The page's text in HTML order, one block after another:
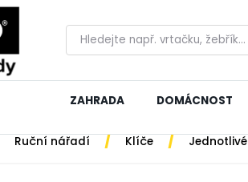
ZAHRADA DOMÁCNOST
Ruční nářadí / Klíče / Jednotlivé